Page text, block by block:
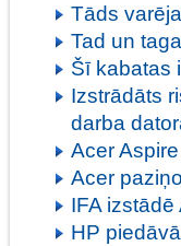
Tāds
Tad un
Šī kabatas
Izstrādāts
darba
Acer
Acer
IFA
HP